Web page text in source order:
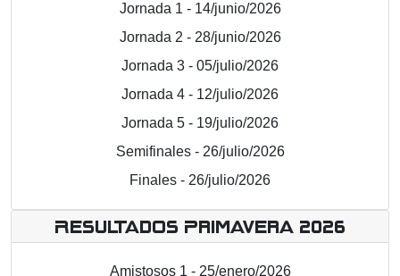
Jornada 1 - 14/junio/2026
Jornada 2 - 28/junio/2026
Jornada 3 - 05/julio/2026
Jornada 4 - 12/julio/2026
Jornada 5 - 19/julio/2026
Semifinales - 26/julio/2026
Finales - 26/julio/2026
Resultados Primavera 2026
Amistosos 1 - 25/enero/2026